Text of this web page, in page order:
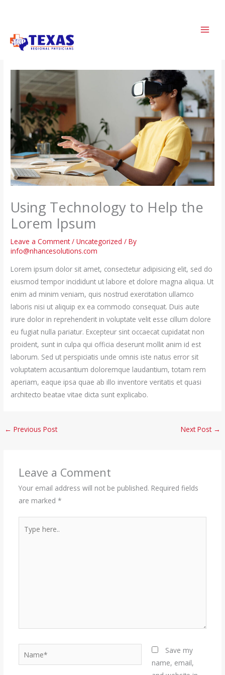
Using Technology to Help the
Lorem Ipsum
Leave a Comment /Uncategorized / By
info@nhancesolutions.com
Lorem ipsum dolor sit amet, consectetur adipisicing elit, sed do
eiusmod tempor incididunt ut labore et dolore magna aliqua. Ut
enim ad minim veniam, quis nostrud exercitation ullamco
laboris nisi ut aliquip ex ea commodo consequat. Duis aute
irure dolor in reprehenderit in voluptate velit esse cillum dolore
eu fugiat nulla pariatur. Excepteur sint occaecat cupidatat non
proident, sunt in culpa qui officia deserunt mollit anim id est
laborum. Sed ut perspiciatis unde omnis iste natus error sit
voluptatem accusantium doloremque laudantium, totam rem
aperiam, eaque ipsa quae ab illo inventore veritatis et quasi
architecto beatae vitae dicta sunt explicabo.
← Previous Post Next Post →
Leave a Comment
Your email address will not be published. Required fields
are marked *
here..
Save my
name, email,